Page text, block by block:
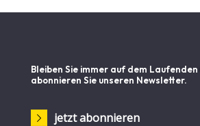
Bleiben Sie immer auf dem Laufenden
abonnieren Sie unseren Newsletter.
jetzt abonnieren